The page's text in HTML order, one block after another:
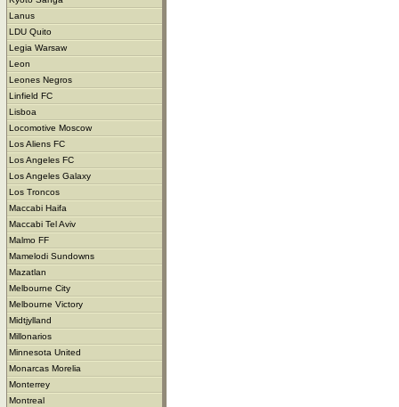
Lanus
LDU Quito
Legia Warsaw
Leon
Leones Negros
Linfield FC
Lisboa
Locomotive Moscow
Los Aliens FC
Los Angeles FC
Los Angeles Galaxy
Los Troncos
Maccabi Haifa
Maccabi Tel Aviv
Malmo FF
Mamelodi Sundowns
Mazatlan
Melbourne City
Melbourne Victory
Midtjylland
Millonarios
Minnesota United
Monarcas Morelia
Monterrey
Montreal